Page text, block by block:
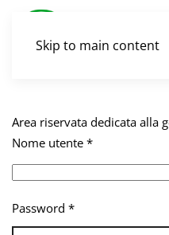
Skip to main content
Area riservata dedicata alla
Nome utente *
Password *